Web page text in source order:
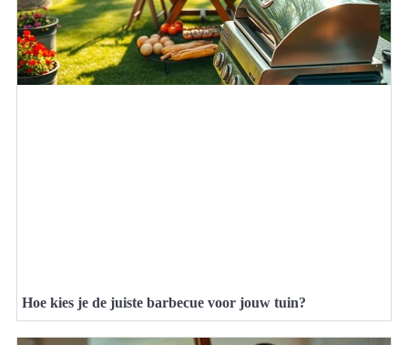
Hoe kies je de juiste barbecue voor jouw tuin?